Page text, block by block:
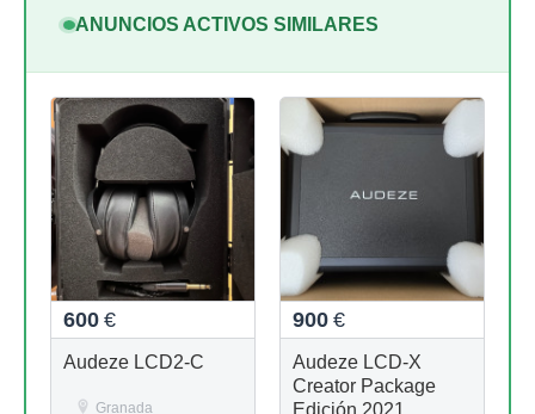
ANUNCIOS ACTIVOS SIMILARES
600 €
Audeze LCD2-C
Granada
900 €
Audeze LCD-X
Creator Package